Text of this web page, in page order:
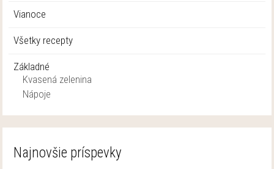
Vianoce
Všetky recepty
Základné
Kvasená zelenina
Nápoje
Najnovšie príspevky